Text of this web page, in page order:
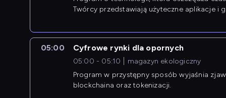
Twórcy przedstawiają użyteczne aplikacje i
05:00 Cyfrowe rynki dla opornych
05:00 - 05:10
magazyn ekologiczny
Program w przystępny sposób wyjaśnia
blockchaina oraz tokenizacji.